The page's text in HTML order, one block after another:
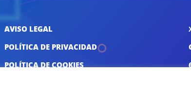
AVISO LEGAL
POLÍTICA DE PRIVACIDAD
POLÍTICA DE COOKIES